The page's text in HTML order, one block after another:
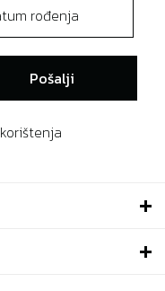
Pošalji